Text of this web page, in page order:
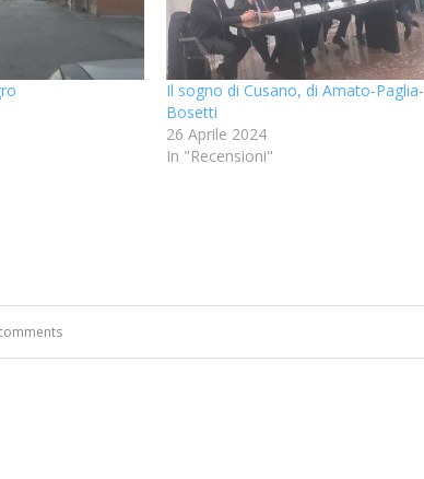
Il sogno di Cusano, di Amato-Paglia-
Bosetti
26 Aprile 2024
In "Recensioni"